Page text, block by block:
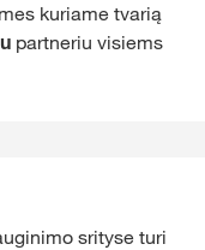
mes kuriame tvarią
partneriu visiems
srityse turi